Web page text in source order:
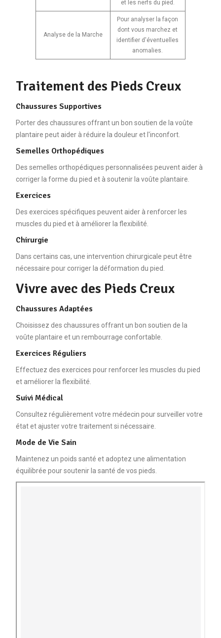
et les nerfs du pied.
Analyse de la Marche
Pour analyser la façon
dont vous marchez et
identifier d'éventuelles
anomalies.
Traitement des Pieds Creux
Chaussures Supportives
Porter des chaussures offrant un bon soutien de la voûte
plantaire peut aider à réduire la douleur et l'inconfort.
Semelles Orthopédiques
Des semelles orthopédiques personnalisées peuvent aider à
corriger la forme du pied et à soutenir la voûte plantaire.
Exercices
Des exercices spécifiques peuvent aider à renforcer les
muscles du pied et à améliorer la flexibilité.
Chirurgie
Dans certains cas, une intervention chirurgicale peut être
nécessaire pour corriger la déformation du pied.
Vivre avec des Pieds Creux
Chaussures Adaptées
Choisissez des chaussures offrant un bon soutien de la
voûte plantaire et un rembourrage confortable.
Exercices Réguliers
Effectuez des exercices pour renforcer les muscles du pied
et améliorer la flexibilité.
Suivi Médical
Consultez régulièrement votre médecin pour surveiller votre
état et ajuster votre traitement si nécessaire.
Mode de Vie Sain
Maintenez un poids santé et adoptez une alimentation
équilibrée pour soutenir la santé de vos pieds.